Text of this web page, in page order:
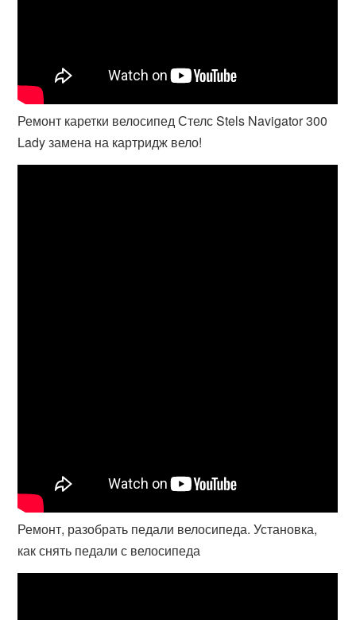
Ремонт каретки велосипед Стелс Stels Navigator 300
Lady замена на картридж вело!
Ремонт, разобрать педали велосипеда. Установка,
как снять педали с велосипеда